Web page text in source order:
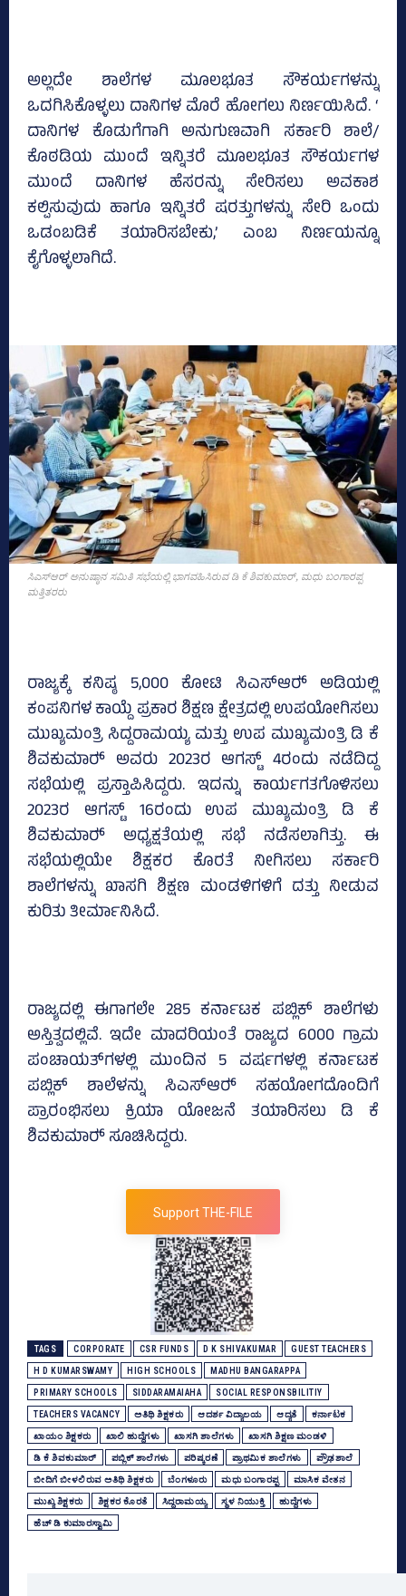
ಅಲ್ಲದೇ ಶಾಲೆಗಳ ಮೂಲಭೂತ ಸೌಕರ್ಯಗಳನ್ನು
ಒದಗಿಸಿಕೊಳ್ಳಲು ದಾನಿಗಳ ಮೊರೆ ಹೋಗಲು ನಿರ್ಣಯಿಸಿದೆ. ‘
ದಾನಿಗಳ ಕೊಡುಗೆಗಾಗಿ ಅನುಗುಣವಾಗಿ ಸರ್ಕಾರಿ ಶಾಲೆ/
ಕೊಠಡಿಯ ಮುಂದೆ ಇನ್ನಿತರೆ ಮೂಲಭೂತ ಸೌಕರ್ಯಗಳ
ಮುಂದೆ ದಾನಿಗಳ ಹೆಸರನ್ನು ಸೇರಿಸಲು ಅವಕಾಶ
ಕಲ್ಪಿಸುವುದು ಹಾಗೂ ಇನ್ನಿತರೆ ಷರತ್ತುಗಳನ್ನು ಸೇರಿ ಒಂದು
ಒಡಂಬಡಿಕೆ ತಯಾರಿಸಬೇಕು,’ ಎಂಬ ನಿರ್ಣಯನ್ನೂ
ಕೈಗೊಳ್ಳಲಾಗಿದೆ.
ಸಿಎಸ್‌ಆರ್‍‌ ಅನುಷ್ಠಾನ ಸಮಿತಿ ಸಭೆಯಲ್ಲಿ ಭಾಗವಹಿಸಿರುವ ಡಿ ಕೆ ಶಿವಕುಮಾರ್‍‌, ಮಧು ಬಂಗಾರಪ್ಪ
ಮತ್ತಿತರರು
ರಾಜ್ಯಕ್ಕೆ ಕನಿಷ್ಠ 5,000 ಕೋಟಿ ಸಿಎಸ್‌ಆರ್‍‌ ಅಡಿಯಲ್ಲಿ
ಕಂಪನಿಗಳ ಕಾಯ್ದೆ ಪ್ರಕಾರ ಶಿಕ್ಷಣ ಕ್ಷೇತ್ರದಲ್ಲಿ ಉಪಯೋಗಿಸಲು
ಮುಖ್ಯಮಂತ್ರಿ ಸಿದ್ದರಾಮಯ್ಯ ಮತ್ತು ಉಪ ಮುಖ್ಯಮಂತ್ರಿ ಡಿ ಕೆ
ಶಿವಕುಮಾರ್‍‌ ಅವರು 2023ರ ಆಗಸ್ಟ್ 4ರಂದು ನಡೆದಿದ್ದ
ಸಭೆಯಲ್ಲಿ ಪ್ರಸ್ತಾಪಿಸಿದ್ದರು. ಇದನ್ನು ಕಾರ್ಯಗತಗೊಳಿಸಲು
2023ರ ಆಗಸ್ಟ್‌ 16ರಂದು ಉಪ ಮುಖ್ಯಮಂತ್ರಿ ಡಿ ಕೆ
ಶಿವಕುಮಾರ್‍‌ ಅಧ್ಯಕ್ಷತೆಯಲ್ಲಿ ಸಭೆ ನಡೆಸಲಾಗಿತ್ತು. ಈ
ಸಭೆಯಲ್ಲಿಯೇ ಶಿಕ್ಷಕರ ಕೊರತೆ ನೀಗಿಸಲು ಸರ್ಕಾರಿ
ಶಾಲೆಗಳನ್ನು ಖಾಸಗಿ ಶಿಕ್ಷಣ ಮಂಡಳಿಗಳಿಗೆ ದತ್ತು ನೀಡುವ
ಕುರಿತು ತೀರ್ಮಾನಿಸಿದೆ.
ರಾಜ್ಯದಲ್ಲಿ ಈಗಾಗಲೇ 285 ಕರ್ನಾಟಕ ಪಬ್ಲಿಕ್‌ ಶಾಲೆಗಳು
ಅಸ್ತಿತ್ವದಲ್ಲಿವೆ. ಇದೇ ಮಾದರಿಯಂತೆ ರಾಜ್ಯದ 6000 ಗ್ರಾಮ
ಪಂಚಾಯತ್‌ಗಳಲ್ಲಿ ಮುಂದಿನ 5 ವರ್ಷಗಳಲ್ಲಿ ಕರ್ನಾಟಕ
ಪಬ್ಲಿಕ್‌ ಶಾಲೆಳನ್ನು ಸಿಎಸ್‌ಆರ್‍‌ ಸಹಯೋಗದೊಂದಿಗೆ
ಪ್ರಾರಂಭಿಸಲು ಕ್ರಿಯಾ ಯೋಜನೆ ತಯಾರಿಸಲು ಡಿ ಕೆ
ಶಿವಕುಮಾರ್‍‌ ಸೂಚಿಸಿದ್ದರು.
Support THE-FILE
TAGS CORPORATE CSR FUNDS D K SHIVAKUMAR GUEST TEACHERS
H D KUMARSWAMY HIGH SCHOOLS MADHU BANGARAPPA
PRIMARY SCHOOLS SIDDARAMAIAHA SOCIAL RESPONSBILITIY
TEACHERS VACANCY ಅತಿಥಿ ಶಿಕ್ಷಕರು ಆದರ್ಶ ವಿದ್ಯಾಲಯ ಆದ್ಯತೆ ಕರ್ನಾಟಕ
ಖಾಯಂ ಶಿಕ್ಷಕರು ಖಾಲಿ ಹುದ್ದೆಗಳು ಖಾಸಗಿ ಶಾಲೆಗಳು ಖಾಸಗಿ ಶಿಕ್ಷಣ ಮಂಡಳಿ
ಡಿ ಕೆ ಶಿವಕುಮಾರ್ ಪಬ್ಲಿಕ್‌ ಶಾಲೆಗಳು ಪರಿಷ್ಕರಣೆ ಪ್ರಾಥಮಿಕ ಶಾಲೆಗಳು ಪ್ರೌಢಶಾಲೆ
ಬೀದಿಗೆ ಬೀಳಲಿರುವ ಅತಿಥಿ ಶಿಕ್ಷಕರು ಬೆಂಗಳೂರು ಮಧು ಬಂಗಾರಪ್ಪ ಮಾಸಿಕ ವೇತನ
ಮುಖ್ಯ ಶಿಕ್ಷಕರು ಶಿಕ್ಷಕರ ಕೊರತೆ ಸಿದ್ದರಾಮಯ್ಯ ಸ್ಥಳ ನಿಯುಕ್ತಿ ಹುದ್ದೆಗಳು
ಹೆಚ್‌ ಡಿ ಕುಮಾರಸ್ವಾಮಿ